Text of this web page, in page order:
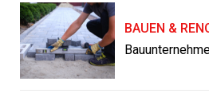
BAUEN &